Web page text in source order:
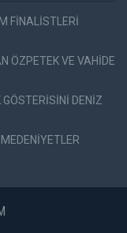
FİNALİSTLERİ
ÖZPETEK VE VAHİDE
GÖSTERİSİNİ DENİZ